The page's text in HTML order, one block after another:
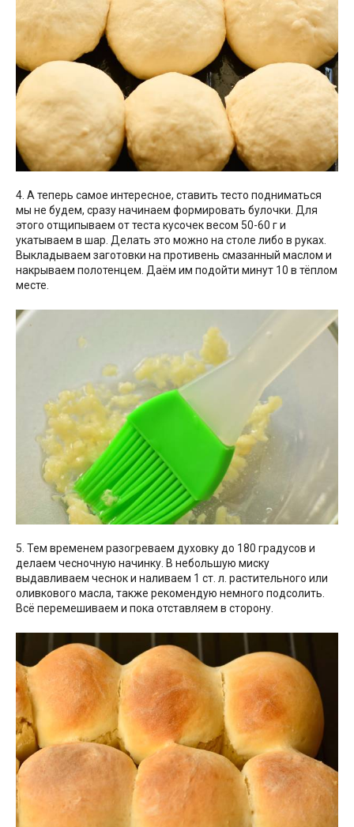
4. А теперь самое интересное, ставить тесто подниматься
мы не будем, сразу начинаем формировать булочки. Для
этого отщипываем от теста кусочек весом 50-60 г и
укатываем в шар. Делать это можно на столе либо в руках.
Выкладываем заготовки на противень смазанный маслом и
накрываем полотенцем. Даём им подойти минут 10 в тёплом
месте.
5. Тем временем разогреваем духовку до 180 градусов и
делаем чесночную начинку. В небольшую миску
выдавливаем чеснок и наливаем 1 ст. л. растительного или
оливкового масла, также рекомендую немного подсолить.
Всё перемешиваем и пока отставляем в сторону.